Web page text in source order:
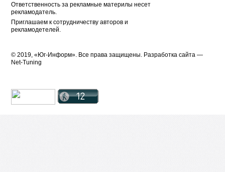
Ответственность за рекламные материлы несет
рекламодатель.
Приглашаем к сотрудничеству авторов и
рекламодетелей.
© 2019, «Юг-Информ». Все права защищены. Разработка cайта —
Net-Tuning